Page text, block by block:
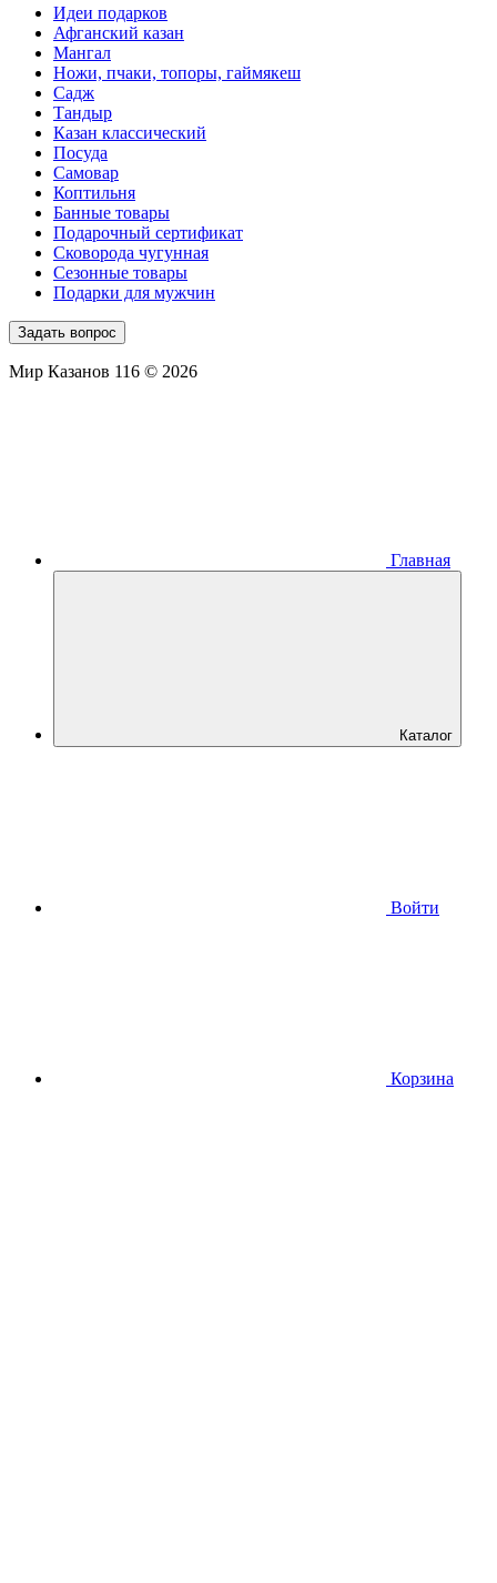
Идеи подарков
Афганский казан
Мангал
Ножи, пчаки, топоры, гаймякеш
Садж
Тандыр
Казан классический
Посуда
Самовар
Коптильня
Банные товары
Подарочный сертификат
Сковорода чугунная
Сезонные товары
Подарки для мужчин
Задать вопрос
Мир Казанов 116 © 2026
Главная
Каталог
Войти
Корзина